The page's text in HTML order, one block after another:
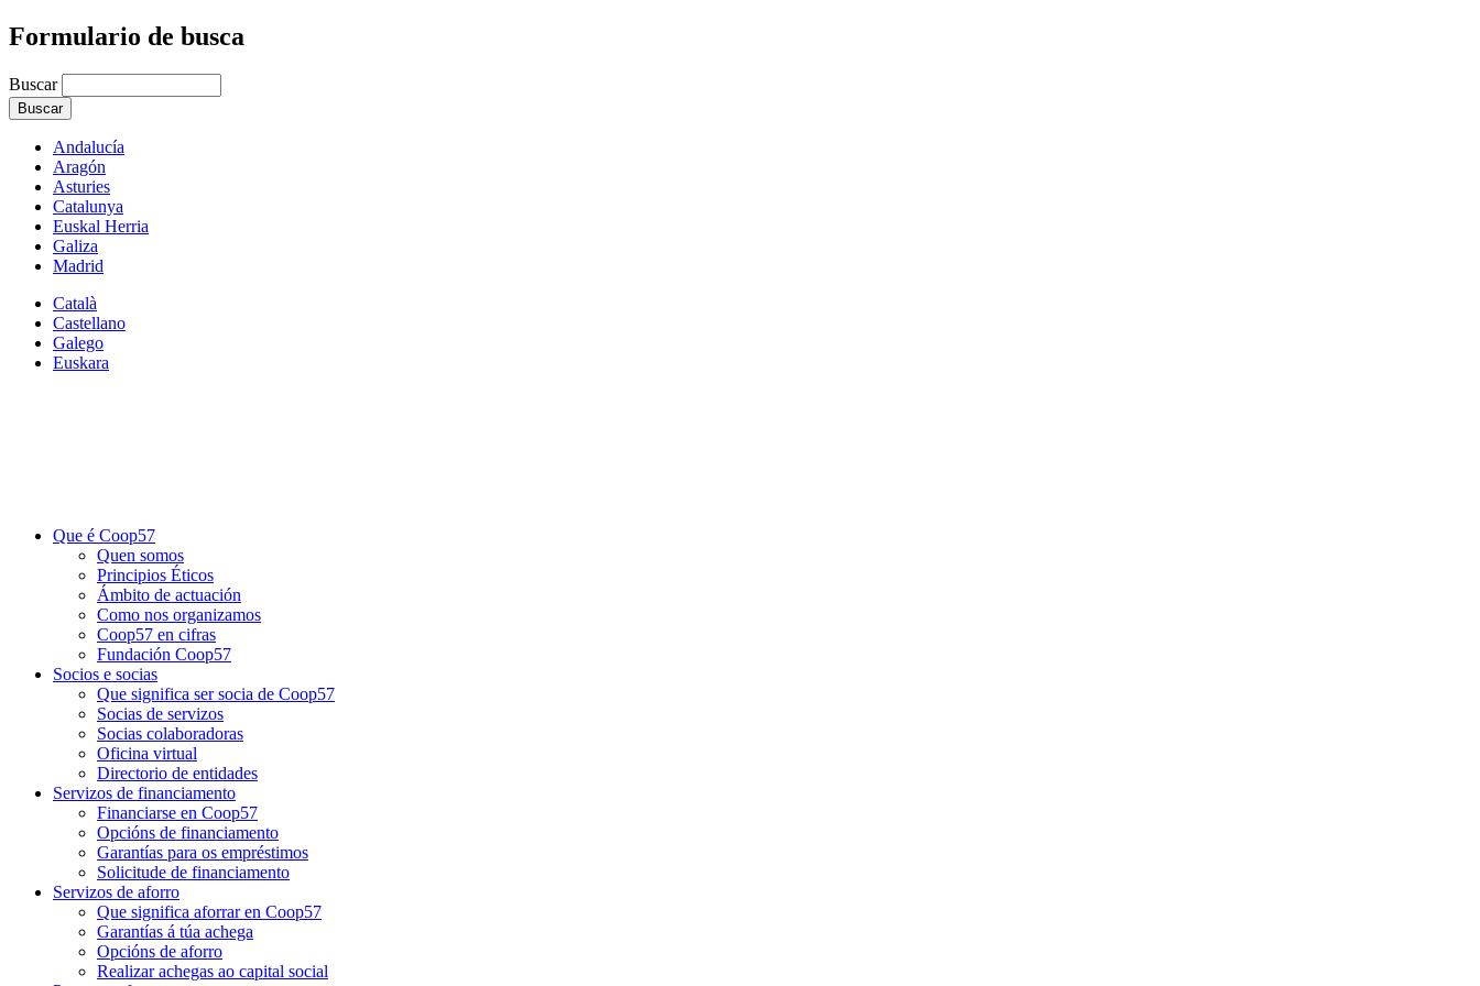
Formulario de busca
Buscar
Andalucía
Aragón
Asturies
Catalunya
Euskal Herria
Galiza
Madrid
Català
Castellano
Galego
Euskara
Que é Coop57
Quen somos
Principios Éticos
Ámbito de actuación
Como nos organizamos
Coop57 en cifras
Fundación Coop57
Socios e socias
Que significa ser socia de Coop57
Socias de servizos
Socias colaboradoras
Oficina virtual
Directorio de entidades
Servizos de financiamento
Financiarse en Coop57
Opcións de financiamento
Garantías para os empréstimos
Solicitude de financiamento
Servizos de aforro
Que significa aforrar en Coop57
Garantías á túa achega
Opcións de aforro
Realizar achegas ao capital social